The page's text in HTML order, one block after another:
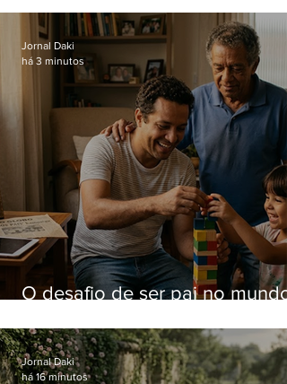
O desafio de ser pai no mundo
Jornal Daki
há 3 minutos
Jornal Daki
há 16 minutos